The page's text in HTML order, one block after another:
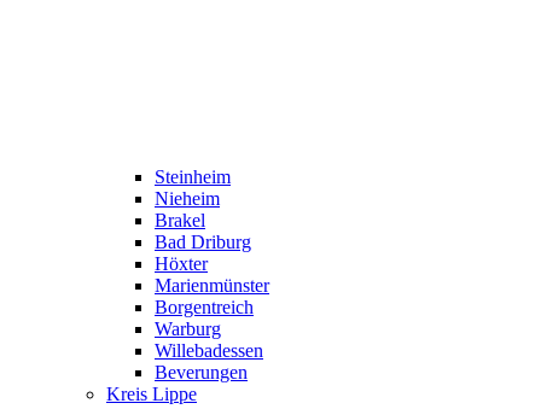
Steinheim
Nieheim
Brakel
Bad Driburg
Höxter
Marienmünster
Borgentreich
Warburg
Willebadessen
Beverungen
Kreis Lippe